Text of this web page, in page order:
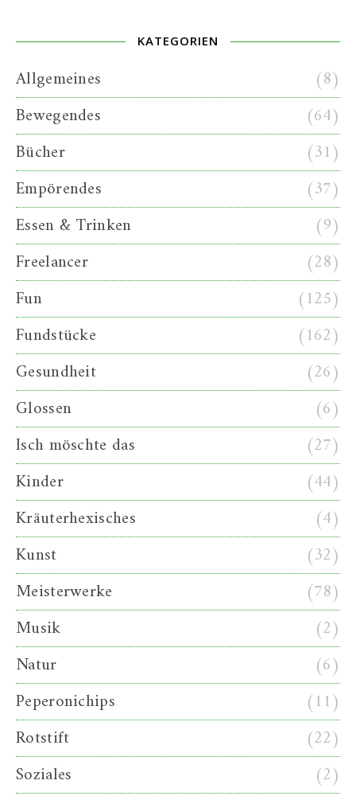
KATEGORIEN
Allgemeines
(8)
Bewegendes
(64)
Bücher
(31)
Empörendes
(37)
Essen & Trinken
(9)
Freelancer
(28)
Fun
(125)
Fundstücke
(162)
Gesundheit
(26)
Glossen
(6)
Isch möschte das
(27)
Kinder
(44)
Kräuterhexisches
(4)
Kunst
(32)
Meisterwerke
(78)
Musik
(2)
Natur
(6)
Peperonichips
(11)
Rotstift
(22)
Soziales
(2)